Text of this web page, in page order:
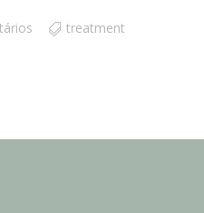
treatment